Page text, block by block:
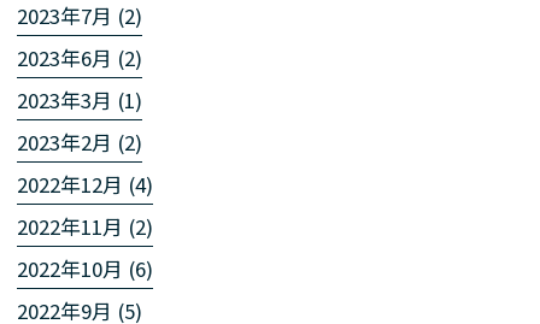
2023年7月 (2)
2023年6月 (2)
2023年3月 (1)
2023年2月 (2)
2022年12月 (4)
2022年11月 (2)
2022年10月 (6)
2022年9月 (5)